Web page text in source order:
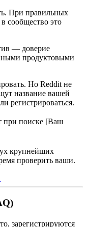
При правильных
сообщество это
— доверие
продуктовыми
Но Reddit не
название вашей
регистрироваться.
при поиске [Ваш
крупнейших
проверить ваши.
зарегистрируются